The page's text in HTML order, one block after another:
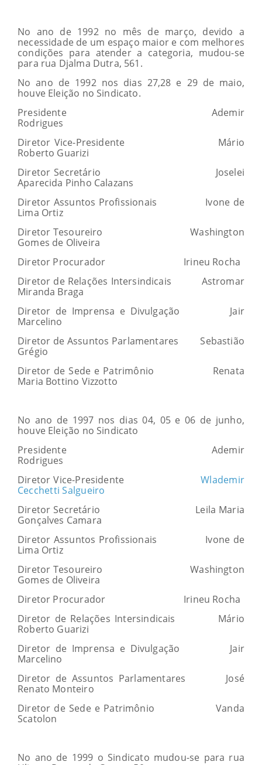
No ano de 1992 no mês de março, devido a
necessidade de um espaço maior e com melhores
condições para atender a categoria, mudou-se
para rua Djalma Dutra, 561.
No ano de 1992 nos dias 27,28 e 29 de maio,
houve Eleição no Sindicato.
Presidente Ademir
Rodrigues
Diretor Vice-Presidente Mário
Roberto Guarizi
Diretor Secretário Joselei
Aparecida Pinho Calazans
Diretor Assuntos Profissionais Ivone de
Lima Ortiz
Diretor Tesoureiro Washington
Gomes de Oliveira
Diretor Procurador Irineu Rocha
Diretor de Relações Intersindicais Astromar
Miranda Braga
Diretor de Imprensa e Divulgação Jair
Marcelino
Diretor de Assuntos Parlamentares Sebastião
Grégio
Diretor de Sede e Patrimônio Renata
Maria Bottino Vizzotto
No ano de 1997 nos dias 04, 05 e 06 de junho,
houve Eleição no Sindicato
Presidente Ademir
Rodrigues
Diretor Vice-PresidenteWlademir
Cecchetti Salgueiro
Diretor Secretário Leila Maria
Gonçalves Camara
Diretor Assuntos Profissionais Ivone de
Lima Ortiz
Diretor Tesoureiro Washington
Gomes de Oliveira
Diretor Procurador Irineu Rocha
Diretor de Relações Intersindicais Mário
Roberto Guarizi
Diretor de Imprensa e Divulgação Jair
Marcelino
Diretor de Assuntos Parlamentares José
Renato Monteiro
Diretor de Sede e Patrimônio Vanda
Scatolon
No ano de 1999 o Sindicato mudou-se para rua